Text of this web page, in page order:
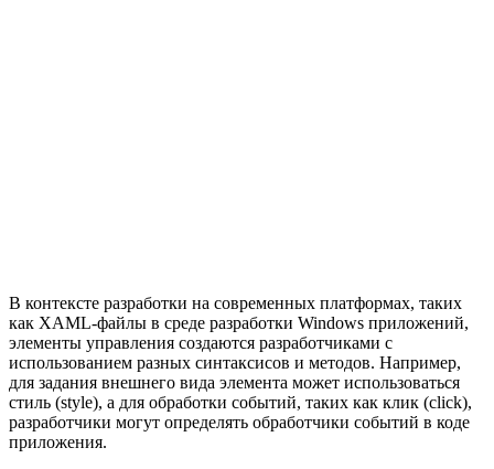
В контексте разработки на современных платформах, таких
как XAML-файлы в среде разработки Windows приложений,
элементы управления создаются разработчиками с
использованием разных синтаксисов и методов. Например,
для задания внешнего вида элемента может использоваться
стиль (style), а для обработки событий, таких как клик (click),
разработчики могут определять обработчики событий в коде
приложения.